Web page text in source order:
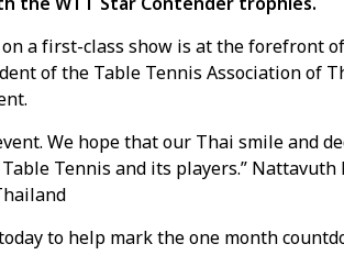
a first-class show is at the forefront
of the Table Tennis Association of
We hope that our Thai smile and
Tennis and its players.” Nattavuth
to help mark the one month